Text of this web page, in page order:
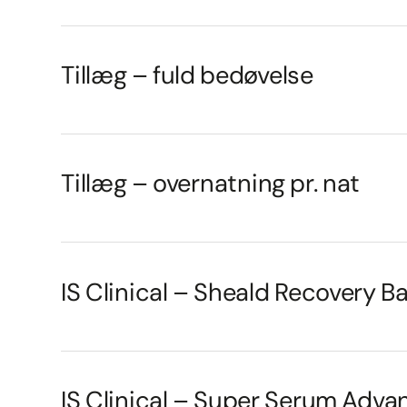
Tillæg – fuld bedøvelse
Tillæg – overnatning pr. nat
IS Clinical – Sheald Recovery
IS Clinical – Super Serum